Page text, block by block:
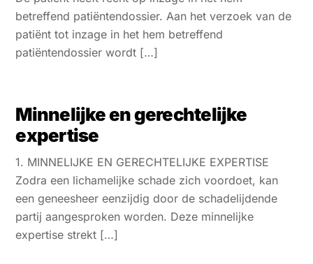
betreffend patiëntendossier. Aan het verzoek van de
patiënt tot inzage in het hem betreffend
patiëntendossier wordt […]
Minnelijke en gerechtelijke
expertise
1. MINNELIJKE EN GERECHTELIJKE EXPERTISE
Zodra een lichamelijke schade zich voordoet, kan
een geneesheer eenzijdig door de schadelijdende
partij aangesproken worden. Deze minnelijke
expertise strekt […]